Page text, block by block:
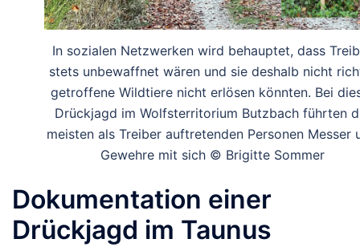
In sozialen Netzwerken wird behauptet, dass
stets unbewaffnet wären und sie deshalb nicht
getroffene Wildtiere nicht erlösen könnten. Bei
Drückjagd im Wolfsterritorium Butzbach führten
meisten als Treiber auftretenden Personen Messer
Gewehre mit sich © Brigitte Sommer
Dokumentation einer
Drückjagd im Taunus